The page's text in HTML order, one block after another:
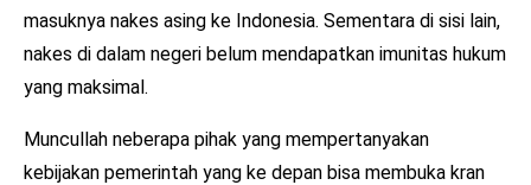
masuknya nakes asing ke Indonesia. Sementara di sisi lain,
nakes di dalam negeri belum mendapatkan imunitas hukum
yang maksimal.
Muncullah neberapa pihak yang mempertanyakan
kebijakan pemerintah yang ke depan bisa membuka kran